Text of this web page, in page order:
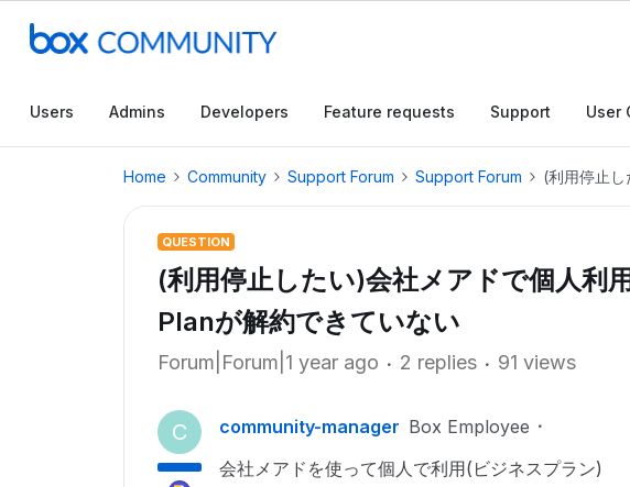
Users Admins Developers Feature requests Support User
Home Community Support Forum Support Forum (利用停止
QUESTION
(利用停止したい)会社メアドで個人利
Planが解約できていない
Forum|Forum|1 year ago 2 replies 91 views
C community-manager Box Employee
会社メアドを使って個人で利用(ビジネスプラン)